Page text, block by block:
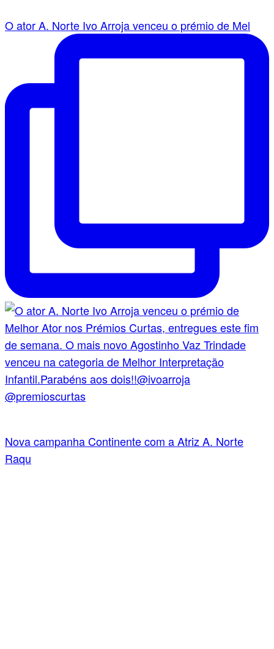
O ator A. Norte Ivo Arroja venceu o prémio de Mel
Nova campanha Continente com a Atriz A. Norte
Raqu